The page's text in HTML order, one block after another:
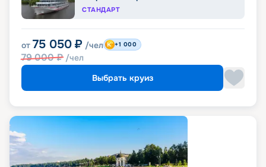
СТАНДАРТ
от 75 050 ₽ /чел
79 000₽ /чел
+1 000
Выбрать круиз